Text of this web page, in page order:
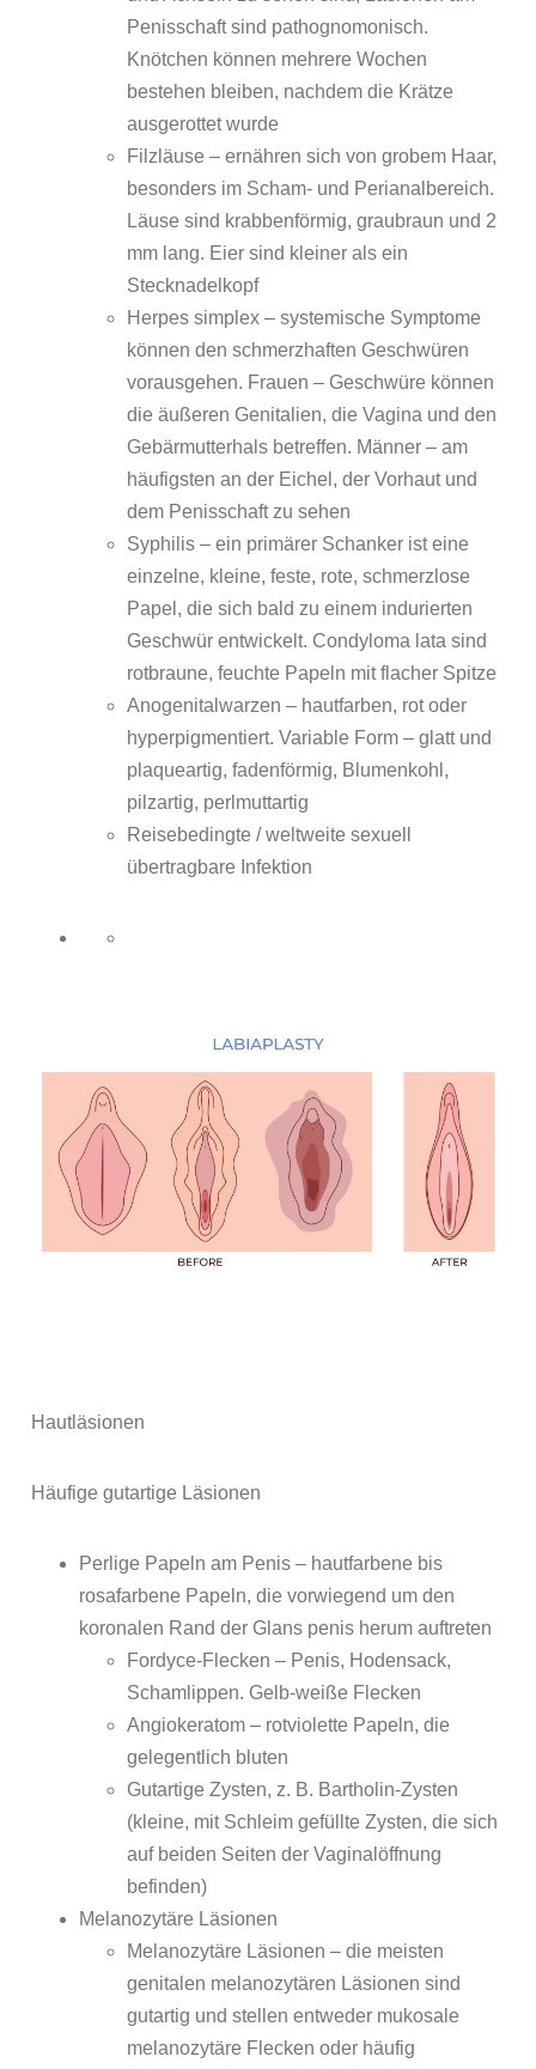
Penisschaft sind pathognomonisch.
Knötchen können mehrere Wochen
bestehen bleiben, nachdem die Krätze
ausgerottet wurde
Filzläuse – ernähren sich von grobem Haar,
besonders im Scham- und Perianalbereich.
Läuse sind krabbenförmig, graubraun und 2
mm lang. Eier sind kleiner als ein
Stecknadelkopf
Herpes simplex – systemische Symptome
können den schmerzhaften Geschwüren
vorausgehen. Frauen – Geschwüre können
die äußeren Genitalien, die Vagina und den
Gebärmutterhals betreffen. Männer – am
häufigsten an der Eichel, der Vorhaut und
dem Penisschaft zu sehen
Syphilis – ein primärer Schanker ist eine
einzelne, kleine, feste, rote, schmerzlose
Papel, die sich bald zu einem indurierten
Geschwür entwickelt. Condyloma lata sind
rotbraune, feuchte Papeln mit flacher Spitze
Anogenitalwarzen – hautfarben, rot oder
hyperpigmentiert. Variable Form – glatt und
plaqueartig, fadenförmig, Blumenkohl,
pilzartig, perlmuttartig
Reisebedingte / weltweite sexuell
übertragbare Infektion
Hautläsionen
Häufige gutartige Läsionen
Perlige Papeln am Penis – hautfarbene bis
rosafarbene Papeln, die vorwiegend um den
koronalen Rand der Glans penis herum auftreten
Fordyce-Flecken – Penis, Hodensack,
Schamlippen. Gelb-weiße Flecken
Angiokeratom – rotviolette Papeln, die
gelegentlich bluten
Gutartige Zysten, z. B. Bartholin-Zysten
(kleine, mit Schleim gefüllte Zysten, die sich
auf beiden Seiten der Vaginalöffnung
befinden)
Melanozytäre Läsionen
Melanozytäre Läsionen – die meisten
genitalen melanozytären Läsionen sind
gutartig und stellen entweder mukosale
melanozytäre Flecken oder häufig